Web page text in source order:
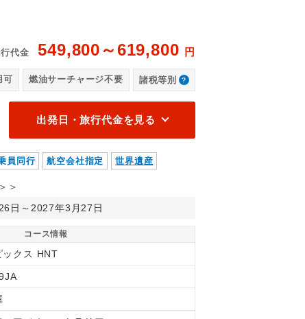
代金 549,800～619,800 円
可 燃油サーチャージ不要 諸税等別
出発日・旅行代金を見る
員同行 航空会社指定 世界遺産
＞
日～2027年3月27日
コース情報
ックス HNT